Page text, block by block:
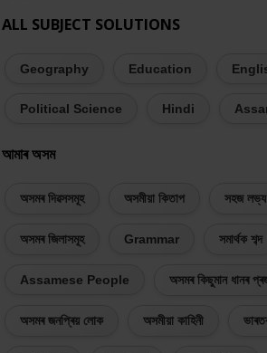
ALL SUBJECT SOLUTIONS
Geography Education
Political Science Hindi
আমাৰ অসম
অসমৰ দিৱসসমূহ অসমীয়া কিতাপ সহজ লভ্য
অসমৰ জিলাসমূহ Grammar সমাৰ্থক শব্দ
Assamese People অসমৰ কিছুমান ধানৰ
অসমৰ জনপ্ৰিয় লোক অসমীয়া কাহিনী